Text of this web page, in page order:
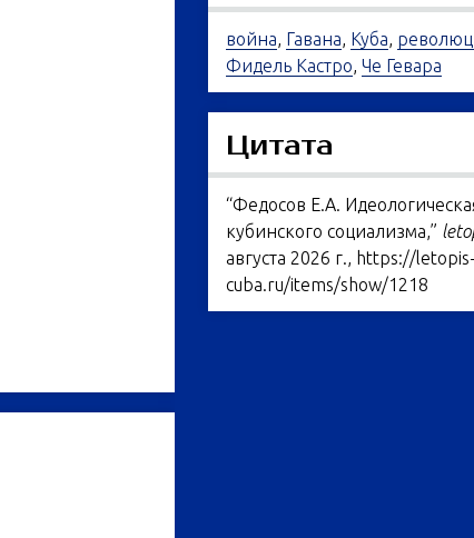
война, Гавана, Куба,
Фидель Кастро, Че Гевара
Цитата
“Федосов Е.А.
кубинского социализма,”
августа 2026 г., https://letopis-
cuba.ru/items/show/1218